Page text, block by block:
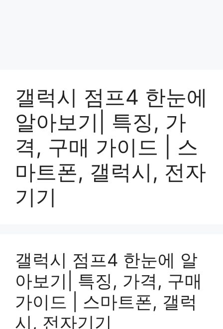
갤럭시 점프4 한눈에
알아보기| 특징, 가
격, 구매 가이드 | 스
마트폰, 갤럭시, 전자
기기
갤럭시 점프4 한눈에 알
아보기| 특징, 가격, 구매
가이드 | 스마트폰, 갤럭
시, 전자기기